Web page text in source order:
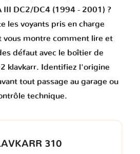
III DC2/DC4 (1994 - 2001) ?
les voyants pris en charge
vous montre comment lire et
défautavec le boîtier de
klavkarr. Identifiez l'origine
tout passage au garage ou
technique.
310